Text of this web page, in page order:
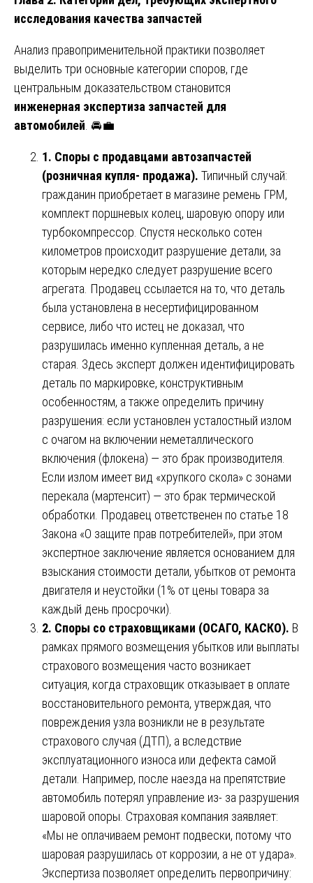
исследования качества запчастей
Анализ правоприменительной практики позволяет
выделить три основные категории споров, где
центральным доказательством становится
инженерная экспертиза запчастей для
автомобилей . 🚘💼
1. Споры с продавцами автозапчастей
(розничная купля- продажа). Типичный случай:
гражданин приобретает в магазине ремень ГРМ,
комплект поршневых колец, шаровую опору или
турбокомпрессор. Спустя несколько сотен
километров происходит разрушение детали, за
которым нередко следует разрушение всего
агрегата. Продавец ссылается на то, что деталь
была установлена в несертифицированном
сервисе, либо что истец не доказал, что
разрушилась именно купленная деталь, а не
старая. Здесь эксперт должен идентифицировать
деталь по маркировке, конструктивным
особенностям, а также определить причину
разрушения: если установлен усталостный излом
с очагом на включении неметаллического
включения (флокена) — это брак производителя.
Если излом имеет вид «хрупкого скола» с зонами
перекала (мартенсит) — это брак термической
обработки. Продавец ответственен по статье 18
Закона «О защите прав потребителей», при этом
экспертное заключение является основанием для
взыскания стоимости детали, убытков от ремонта
двигателя и неустойки (1% от цены товара за
каждый день просрочки).
2. Споры со страховщиками (ОСАГО, КАСКО). В
рамках прямого возмещения убытков или выплаты
страхового возмещения часто возникает
ситуация, когда страховщик отказывает в оплате
восстановительного ремонта, утверждая, что
повреждения узла возникли не в результате
страхового случая (ДТП), а вследствие
эксплуатационного износа или дефекта самой
детали. Например, после наезда на препятствие
автомобиль потерял управление из- за разрушения
шаровой опоры. Страховая компания заявляет:
«Мы не оплачиваем ремонт подвески, потому что
шаровая разрушилась от коррозии, а не от удара».
Экспертиза позволяет определить первопричину: